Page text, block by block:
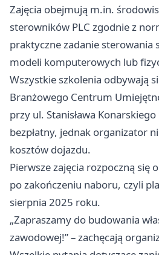
Zajęcia obejmują m.in.
sterowników PLC zgodnie z
praktyczne zadanie sterowania
modeli komputerowych lub
Wszystkie szkolenia odbywają
Branżowego Centrum
przy ul. Stanisława Konarskiego
bezpłatny, jednak organizator
kosztów dojazdu.
Pierwsze zajęcia rozpoczną się
po zakończeniu naboru, czyli
sierpnia 2025 roku.
„Zapraszamy do budowania
zawodowej!” – zachęcają